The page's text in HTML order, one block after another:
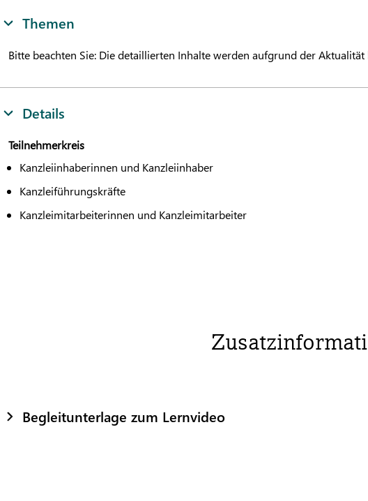
Themen
Bitte beachten Sie: Die detaillierten Inhalte werden aufgrund der
Details
Teilnehmerkreis
Kanzleiinhaberinnen und Kanzleiinhaber
Kanzleiführungskräfte
Kanzleimitarbeiterinnen und Kanzleimitarbeiter
Begleitunterlage zum Lernvideo